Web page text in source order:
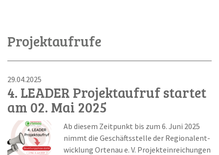
Projektaufrufe
29.04.2025
4. LEADER Projektaufruf startet
am 02. Mai 2025
Ab diesem Zeitpunkt bis zum 6. Juni 2025
nimmt die Geschäftsstelle der Regionalent-
wicklung Ortenau e. V. Projekteinreichungen